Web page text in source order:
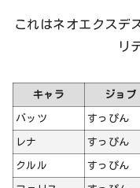
これはネオエクスデ
リ
キャラ ジョブ
バッツ すっぴん
レナ すっぴん
クルル すっぴん